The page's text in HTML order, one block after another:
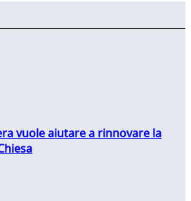
vuole aiutare a rinnovare la